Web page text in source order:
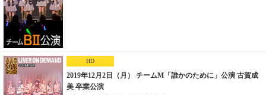
HD
2019年12月2日（月） チームM「誰かのために」公演 古賀成
美 卒業公演